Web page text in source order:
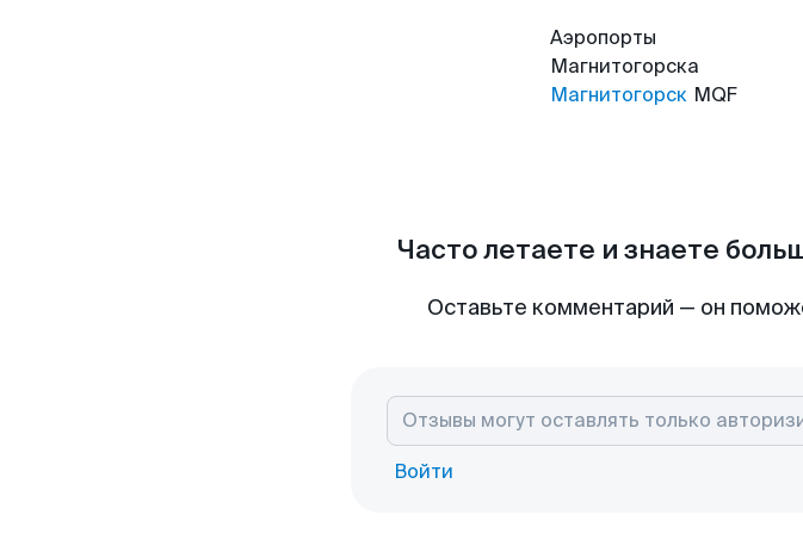
Аэропорты
Магнитогорска
Магнитогорск MQF
Часто летаете и знаете
Оставьте комментарий — он
Войти